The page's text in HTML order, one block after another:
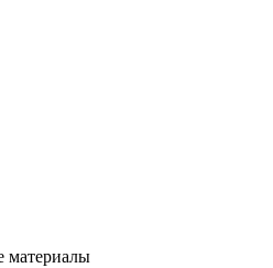
материалы